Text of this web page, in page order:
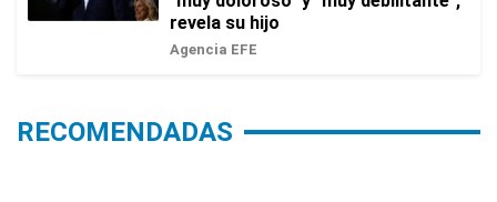
revela su hijo
Agencia EFE
RECOMENDADAS